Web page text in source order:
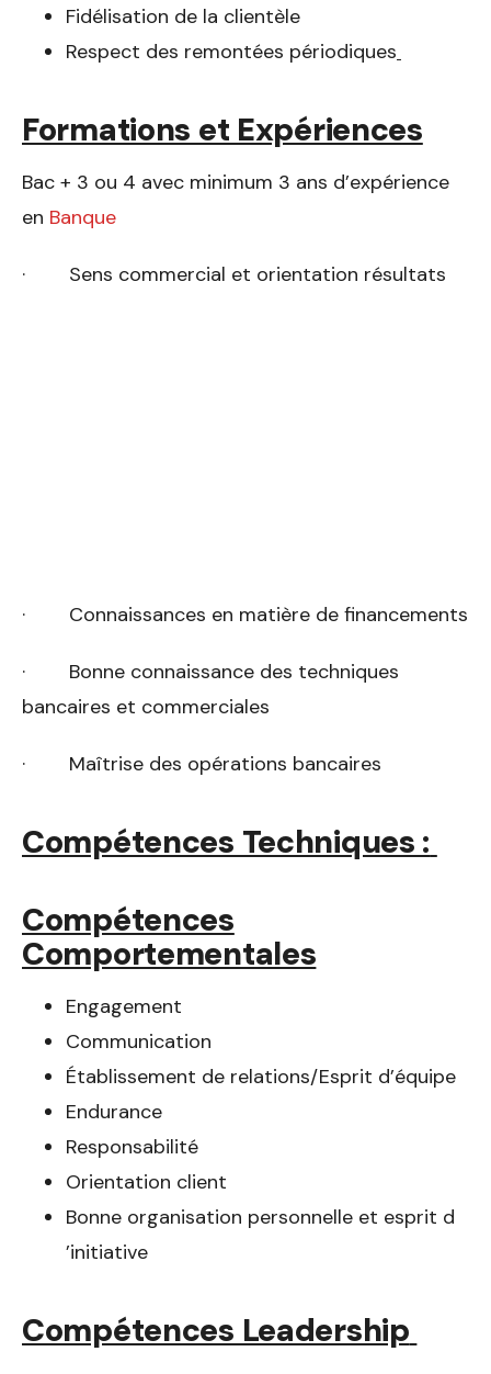
Fidélisation de la clientèle
Respect des remontées périodiques
Formations et Expériences
Bac + 3 ou 4 avec minimum 3 ans d’expérience
en Banque
· Sens commercial et orientation résultats
· Connaissances en matière de financements
· Bonne connaissance des techniques
bancaires et commerciales
· Maîtrise des opérations bancaires
Compétences Techniques :
Compétences
Comportementales
Engagement
Communication
Établissement de relations/Esprit d’équipe
Endurance
Responsabilité
Orientation client
Bonne organisation personnelle et esprit d
’initiative
Compétences Leadership